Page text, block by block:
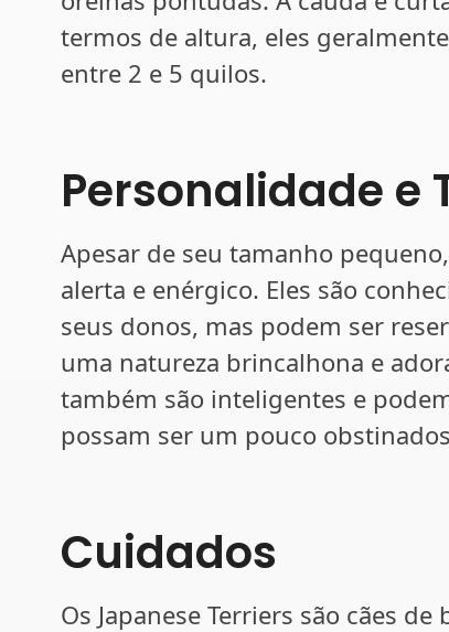
termos de altura, eles
entre 2 e 5 quilos.
Personalidade e
Apesar de seu tamanho
alerta e enérgico. Eles são
seus donos, mas podem ser
uma natureza brincalhona e
também são inteligentes e
possam ser um pouco
Cuidados
Os Japanese Terriers são cães